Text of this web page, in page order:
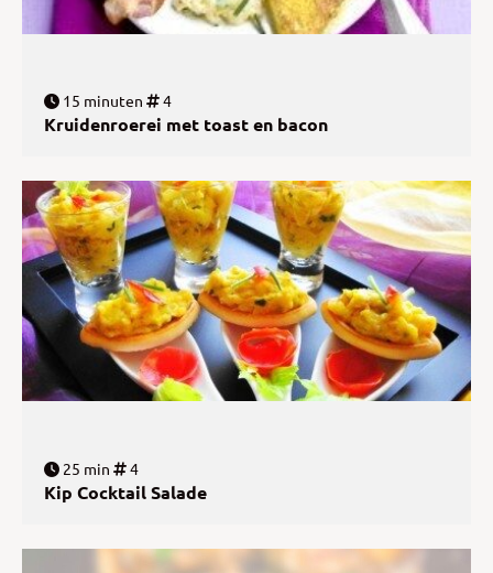
15 minuten 4
Kruidenroerei met toast en bacon
25 min 4
Kip Cocktail Salade